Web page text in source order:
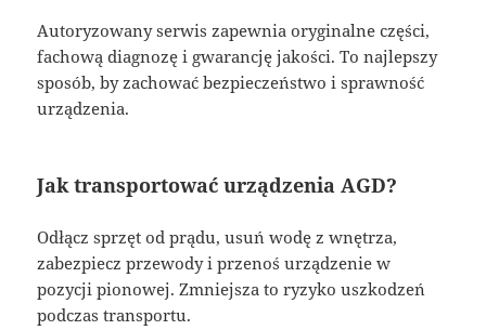
Autoryzowany serwis zapewnia oryginalne części,
fachową diagnozę i gwarancję jakości. To najlepszy
sposób, by zachować bezpieczeństwo i sprawność
urządzenia.
Jak transportować urządzenia AGD?
Odłącz sprzęt od prądu, usuń wodę z wnętrza,
zabezpiecz przewody i przenoś urządzenie w
pozycji pionowej. Zmniejsza to ryzyko uszkodzeń
podczas transportu.